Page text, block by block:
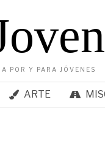
POR Y PARA JÓVENES
ARTE